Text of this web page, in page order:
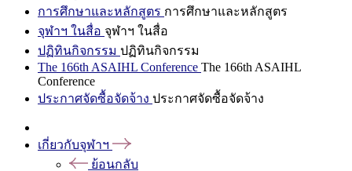
การศึกษาและหลักสูตร การศึกษาและหลักสูตร
จุฬาฯ ในสื่อ จุฬาฯ ในสื่อ
ปฏิทินกิจกรรม ปฏิทินกิจกรรม
The 166th ASAIHL Conference The 166th ASAIHL
Conference
ประกาศจัดซื้อจัดจ้าง ประกาศจัดซื้อจัดจ้าง
เกี่ยวกับจุฬาฯ
ย้อนกลับ